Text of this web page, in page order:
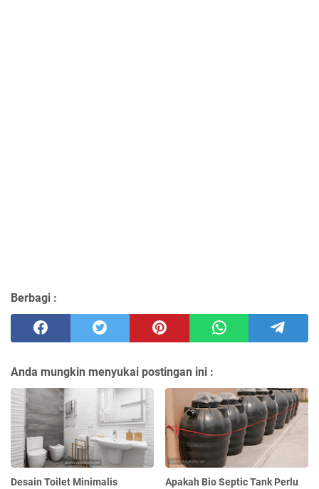
Berbagi :
Anda mungkin menyukai postingan ini :
Desain Toilet Minimalis
Apakah Bio Septic Tank Perlu